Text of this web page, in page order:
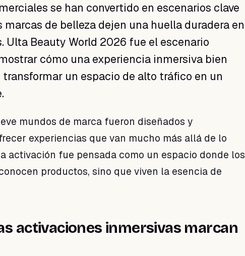
se han convertido en escenarios clave
marcas de belleza dejen una huella duradera en
Ulta Beauty World 2026 fue el escenario
cómo una experiencia inmersiva bien
un espacio de alto tráfico en un
mundos de marca fueron diseñados y
experiencias que van mucho más allá de lo
activación fue pensada como un espacio donde los
productos, sino que viven la esencia de
activaciones inmersivas marcan